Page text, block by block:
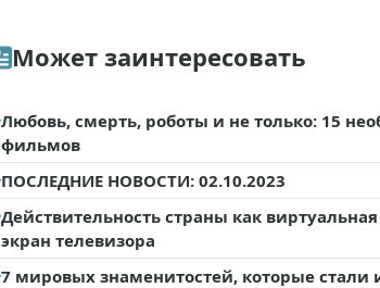
Может заинтересовать
Любовь, смерть, роботы и не только: 15
фильмов
ПОСЛЕДНИЕ НОВОСТИ: 02.10.2023
Действительность страны как
экран телевизора
7 мировых знаменитостей, которые